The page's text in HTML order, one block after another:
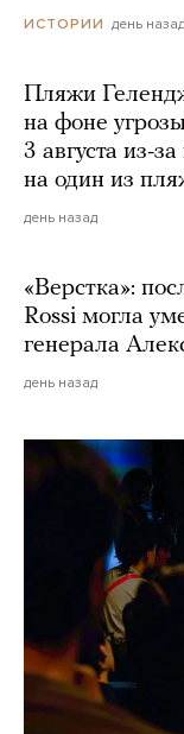
ИСТОРИИ день назад
Пляжи
на фоне
3 августа из-
на один из
день назад
«Верстка»:
Rossi могла
генерала
день назад